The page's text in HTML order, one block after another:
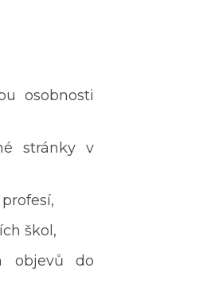
osobnosti
stránky v
škol,
objevů do